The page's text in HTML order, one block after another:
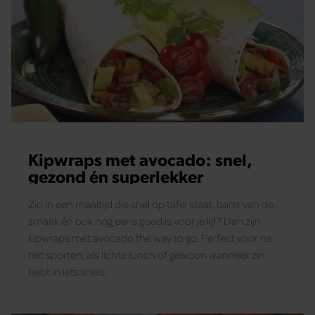
Kipwraps met avocado: snel,
gezond én superlekker
Zin in een maaltijd die snel op tafel staat, barst van de
smaak én ook nog eens goed is voor je lijf? Dan zijn
kipwraps met avocado the way to go. Perfect voor na
het sporten, als lichte lunch of gewoon wanneer zin
hebt in iets snels.